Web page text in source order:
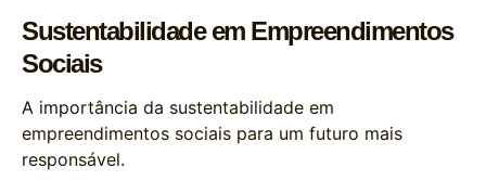
Sustentabilidade em Empreendimentos
Sociais
A importância da sustentabilidade em
empreendimentos sociais para um futuro mais
responsável.